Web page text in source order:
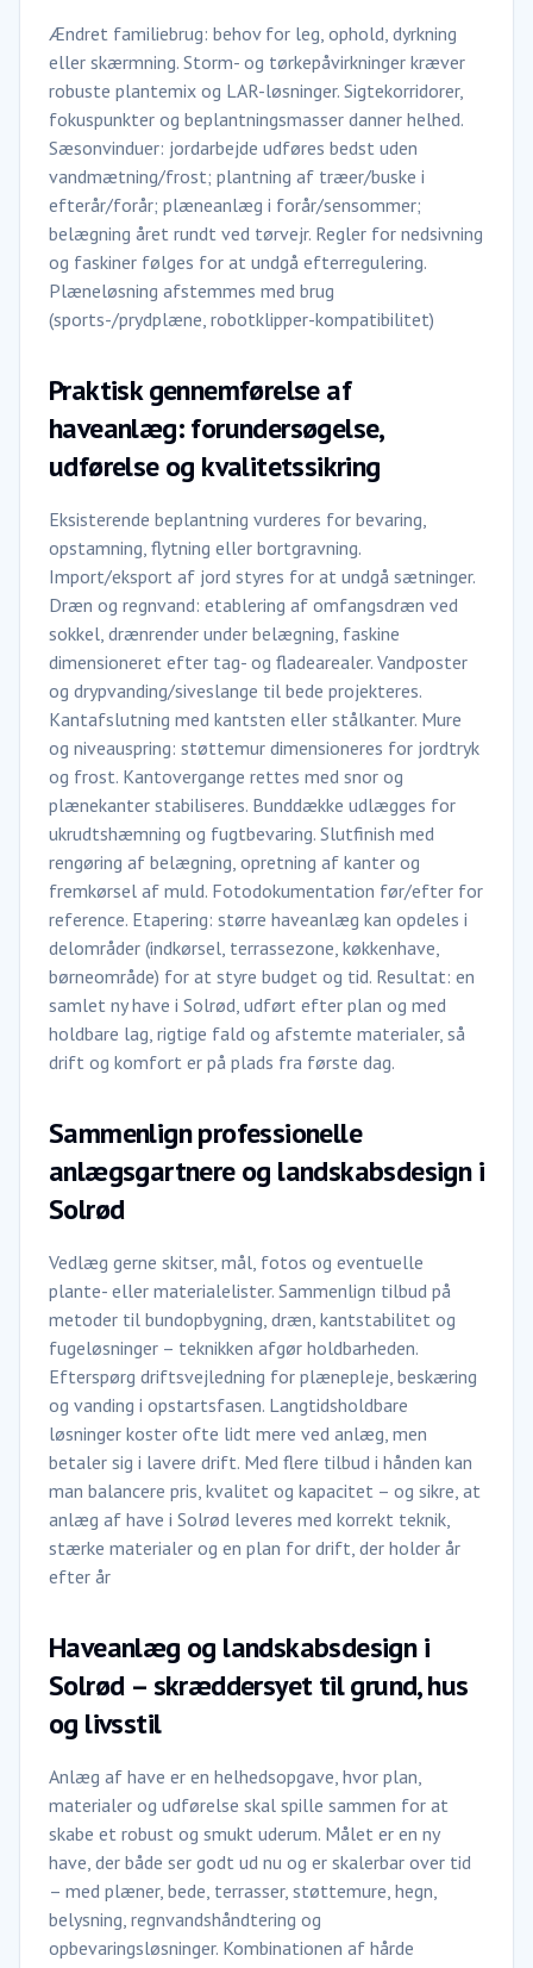
Ændret familiebrug: behov for leg, ophold, dyrkning
eller skærmning. Storm- og tørkepåvirkninger kræver
robuste plantemix og LAR-løsninger. Sigtekorridorer,
fokuspunkter og beplantningsmasser danner helhed.
Sæsonvinduer: jordarbejde udføres bedst uden
vandmætning/frost; plantning af træer/buske i
efterår/forår; plæneanlæg i forår/sensommer;
belægning året rundt ved tørvejr. Regler for nedsivning
og faskiner følges for at undgå efterregulering.
Plæneløsning afstemmes med brug
(sports-/prydplæne, robotklipper-kompatibilitet)
Praktisk gennemførelse af
haveanlæg: forundersøgelse,
udførelse og kvalitetssikring
Eksisterende beplantning vurderes for bevaring,
opstamning, flytning eller bortgravning.
Import/eksport af jord styres for at undgå sætninger.
Dræn og regnvand: etablering af omfangsdræn ved
sokkel, drænrender under belægning, faskine
dimensioneret efter tag- og fladearealer. Vandposter
og drypvanding/siveslange til bede projekteres.
Kantafslutning med kantsten eller stålkanter. Mure
og niveauspring: støttemur dimensioneres for jordtryk
og frost. Kantovergange rettes med snor og
plænekanter stabiliseres. Bunddække udlægges for
ukrudtshæmning og fugtbevaring. Slutfinish med
rengøring af belægning, opretning af kanter og
fremkørsel af muld. Fotodokumentation før/efter for
reference. Etapering: større haveanlæg kan opdeles i
delområder (indkørsel, terrassezone, køkkenhave,
børneområde) for at styre budget og tid. Resultat: en
samlet ny have i Solrød, udført efter plan og med
holdbare lag, rigtige fald og afstemte materialer, så
drift og komfort er på plads fra første dag.
Sammenlign professionelle
anlægsgartnere og landskabsdesign i
Solrød
Vedlæg gerne skitser, mål, fotos og eventuelle
plante- eller materialelister. Sammenlign tilbud på
metoder til bundopbygning, dræn, kantstabilitet og
fugeløsninger – teknikken afgør holdbarheden.
Efterspørg driftsvejledning for plænepleje, beskæring
og vanding i opstartsfasen. Langtidsholdbare
løsninger koster ofte lidt mere ved anlæg, men
betaler sig i lavere drift. Med flere tilbud i hånden kan
man balancere pris, kvalitet og kapacitet – og sikre, at
anlæg af have i Solrød leveres med korrekt teknik,
stærke materialer og en plan for drift, der holder år
efter år
Haveanlæg og landskabsdesign i
Solrød – skræddersyet til grund, hus
og livsstil
Anlæg af have er en helhedsopgave, hvor plan,
materialer og udførelse skal spille sammen for at
skabe et robust og smukt uderum. Målet er en ny
have, der både ser godt ud nu og er skalerbar over tid
– med plæner, bede, terrasser, støttemure, hegn,
belysning, regnvandshåndtering og
opbevaringsløsninger. Kombinationen af hårde